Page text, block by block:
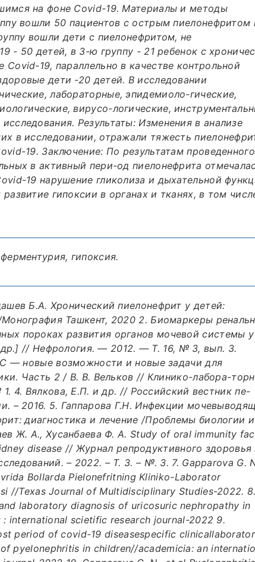
на фоне Covid-19. Материалы и методы
вошли 50 пациентов с острым пиелонефритом
вошли дети с пиелонефритом, не
- 50 детей, в 3-ю группу - 21 ребенок с
19, параллельно в качестве контрольной
дети -20 детей. В исследовании
лабораторные, эпидемиоло-гические,
вирусо-логические,
Результаты: Изменения в анализе
в исследовании, отражали тяжесть
19. Заключение: По результатам проведенного
в активный пери-од пиелонефрита
19 нарушение гликолиза и дыхательной
развитие гипоксии в органах и тканях, в том
гипоксия.
Б.А. Хронический пиелонефрит у детей:
Ташкент, 2020 2. Биомаркеры
пороках развития органов мочевой системы у
// Нефрология. — 2012. — Т. 16, № 3, вып. 3.
— новые возможности и новые задачи для
Часть 2 / В. В. Вельков // Клинико-лабора-
4. Вялкова, Е.П. и др. // Российский вестник пе-
– 2016. 5. Гаппарова Г.Н. Инфекции
диагностика и лечение /Проблемы биологии и
Ж. А., Хусанбаева Ф. А. Study of oral immunity
disease // Журнал репродуктивного здоровья
– 2022. – Т. 3. – №. 3. 7. Gapparova G.
Bollarda Pielonefritning Kliniko-Laborator
//Texas Journal of Multidisciplinary Studies-2022. 8.
laboratory diagnosis of uricosuric nephropathy in
international scietific research journal-2022 9.
period of covid-19 diseasespecific
pyelonephritis in children//academicia: an